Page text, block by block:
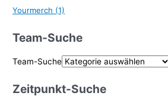
Yourmerch (1)
Team-Suche
Team-Suche
Zeitpunkt-Suche